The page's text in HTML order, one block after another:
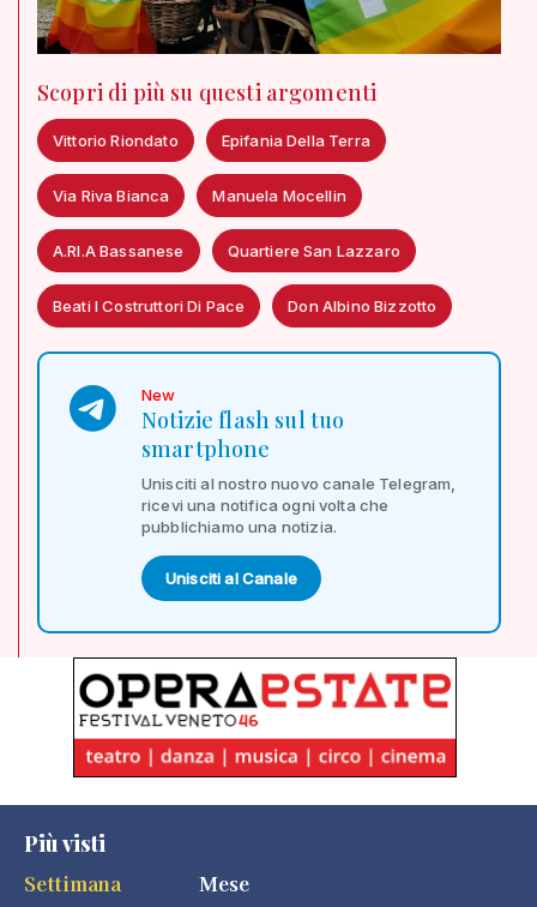
Scopri di più su questi argomenti
Vittorio Riondato Epifania Della Terra
Via Riva Bianca Manuela Mocellin
A.RI.A Bassanese Quartiere San Lazzaro
Beati I Costruttori Di Pace Don Albino Bizzotto
New
Notizie flash sul tuo
smartphone
Unisciti al nostro nuovo canale Telegram,
ricevi una notifica ogni volta che
pubblichiamo una notizia.
Unisciti al Canale
Più visti
Settimana
Mese